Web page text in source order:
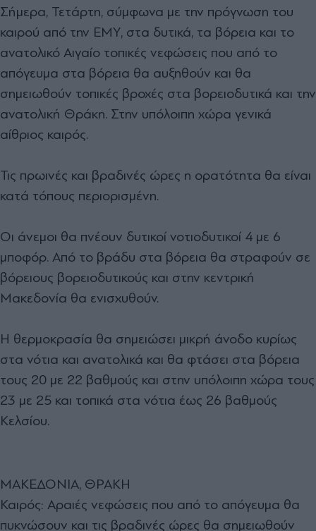
Σήμερα, Τετάρτη, σύμφωνα με την πρόγνωση του
καιρού από την ΕΜΥ, στα δυτικά, τα βόρεια και το
ανατολικό Αιγαίο τοπικές νεφώσεις που από το
απόγευμα στα βόρεια θα αυξηθούν και θα
σημειωθούν τοπικές βροχές στα βορειοδυτικά και την
ανατολική Θράκη. Στην υπόλοιπη χώρα γενικά
αίθριος καιρός.
Τις πρωινές και βραδινές ώρες η ορατότητα θα είναι
κατά τόπους περιορισμένη.
Οι άνεμοι θα πνέουν δυτικοί νοτιοδυτικοί 4 με 6
μποφόρ. Από το βράδυ στα βόρεια θα στραφούν σε
βόρειους βορειοδυτικούς και στην κεντρική
Μακεδονία θα ενισχυθούν.
Η θερμοκρασία θα σημειώσει μικρή άνοδο κυρίως
στα νότια και ανατολικά και θα φτάσει στα βόρεια
τους 20 με 22 βαθμούς και στην υπόλοιπη χώρα τους
23 με 25 και τοπικά στα νότια έως 26 βαθμούς
Κελσίου.
ΜΑΚΕΔΟΝΙΑ, ΘΡΑΚΗ
Καιρός: Αραιές νεφώσεις που από το απόγευμα θα
πυκνώσουν και τις βραδινές ώρες θα σημειωθούν